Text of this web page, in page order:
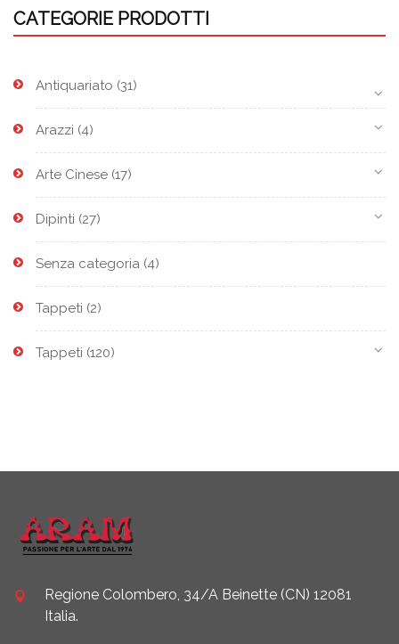
CATEGORIE PRODOTTI
Antiquariato (31)
Arazzi (4)
Arte Cinese (17)
Dipinti (27)
Senza categoria (4)
Tappeti (2)
Tappeti (120)
Regione Colombero, 34/A Beinette (CN) 12081
Italia.